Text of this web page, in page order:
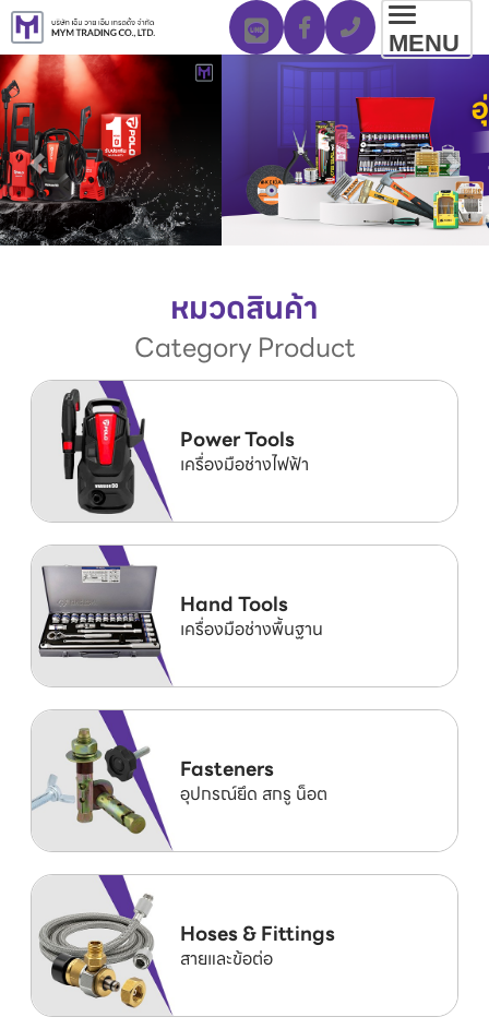
MENU
หมวดสินค้า
Category Product
Power Tools
เครื่องมือช่างไฟฟ้า
Hand Tools
เครื่องมือช่างพื้นฐาน
Fasteners
อุปกรณ์ยึด สกรู น็อต
Hoses & Fittings
สายและข้อต่อ